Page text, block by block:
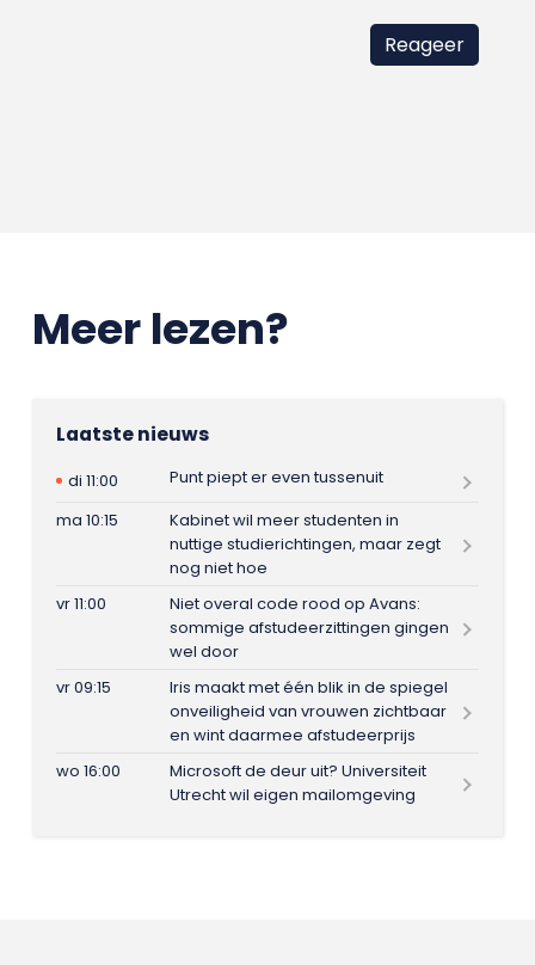
Meer lezen?
Laatste nieuws
di 11:00
Punt piept er even tussenuit
ma 10:15
Kabinet wil meer studenten in
nuttige studierichtingen, maar zegt
nog niet hoe
vr 11:00
Niet overal code rood op Avans:
sommige afstudeerzittingen gingen
wel door
vr 09:15
Iris maakt met één blik in de spiegel
onveiligheid van vrouwen zichtbaar
en wint daarmee afstudeerprijs
wo 16:00
Microsoft de deur uit? Universiteit
Utrecht wil eigen mailomgeving